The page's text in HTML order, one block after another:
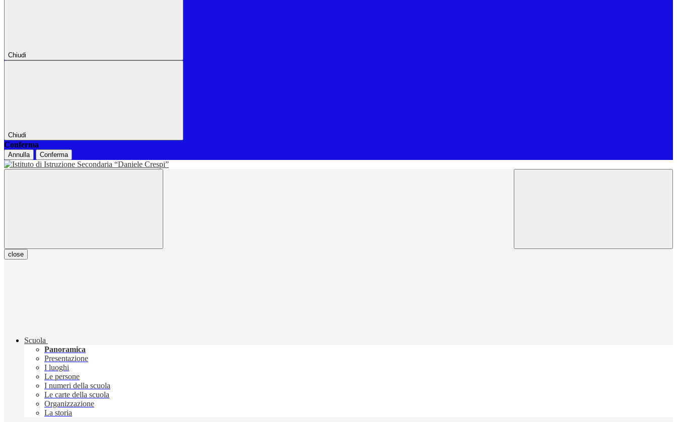
Chiudi
Chiudi
Conferma
Annulla Conferma
close
Scuola
Panoramica
Presentazione
I luoghi
Le persone
I numeri della scuola
Le carte della scuola
Organizzazione
La storia